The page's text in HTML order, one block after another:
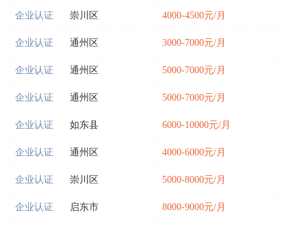
企业认证 崇川区 4000-4500元/月
企业认证 通州区 3000-7000元/月
企业认证 通州区 5000-7000元/月
企业认证 通州区 5000-7000元/月
企业认证 如东县 6000-10000元/月
企业认证 通州区 4000-6000元/月
企业认证 崇川区 5000-8000元/月
企业认证 启东市 8000-9000元/月